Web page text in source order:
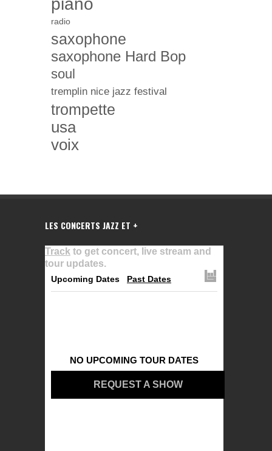
radio
saxophone
saxophone Hard Bop
soul
tremplin nice jazz festival
trompette
usa
voix
LES CONCERTS JAZZ ET +
Track to get concert, live stream and
tour updates.
Upcoming Dates Past Dates
NO UPCOMING TOUR DATES
REQUEST A SHOW